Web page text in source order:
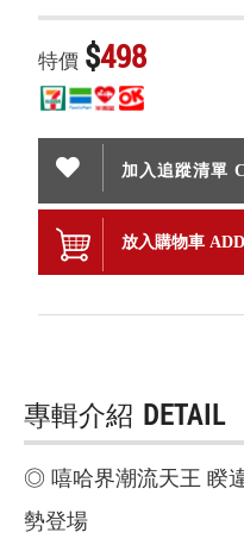
特價 $498
加入追蹤清單
放入購物車
專輯介紹 DETAIL
◎ 嘻哈界潮流天王 睽
勢登場